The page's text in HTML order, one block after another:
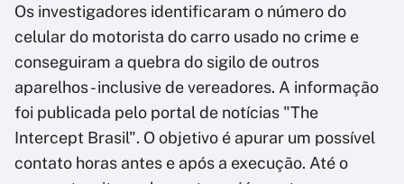
Os investigadores identificaram o número do
celular do motorista do carro usado no crime e
conseguiram a quebra do sigilo de outros
aparelhos - inclusive de vereadores. A informação
foi publicada pelo portal de notícias "The
Intercept Brasil". O objetivo é apurar um possível
contato horas antes e após a execução. Até o